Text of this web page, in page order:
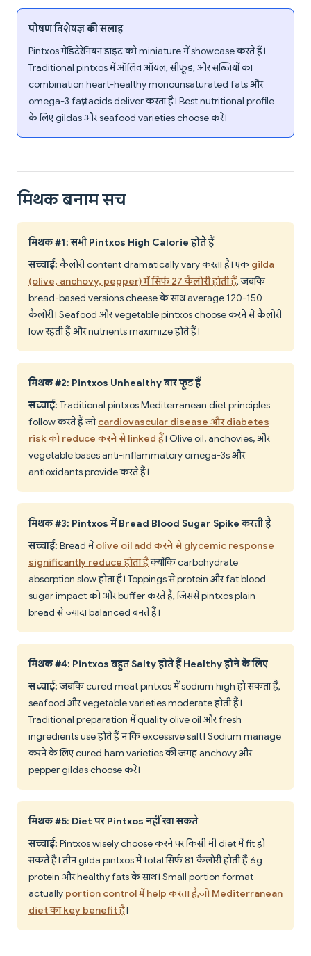
पोषण विशेषज्ञ की सलाह
Pintxos मेडिटेरेनियन डाइट को miniature में showcase करते हैं।
Traditional pintxos में ऑलिव ऑयल, सीफूड, और सब्जियों का
combination heart-healthy monounsaturated fats और
omega-3 fatty acids deliver करता है। Best nutritional profile
के लिए gildas और seafood varieties choose करें।
मिथक बनाम सच
मिथक #1: सभी Pintxos High Calorie होते हैं
सच्चाई:कैलोरी content dramatically vary करता है। एक gilda
(olive, anchovy, pepper) में सिर्फ 27 कैलोरी होती हैं, जबकि
bread-based versions cheese के साथ average 120-150
कैलोरी। Seafood और vegetable pintxos choose करने से कैलोरी
low रहती हैं और nutrients maximize होते हैं।
मिथक #2: Pintxos Unhealthy बार फूड हैं
सच्चाई: Traditional pintxos Mediterranean diet principles
follow करते हैं जोcardiovascular disease और diabetes
risk को reduce करने से linked हैं। Olive oil, anchovies, और
vegetable bases anti-inflammatory omega-3s और
antioxidants provide करते हैं।
मिथक #3: Pintxos में Bread Blood Sugar Spike करती है
सच्चाई: Bread मेंolive oil add करने से glycemic response
significantly reduce होता हैक्योंकि carbohydrate
absorption slow होता है। Toppings से protein और fat blood
sugar impact को और buffer करते हैं, जिससे pintxos plain
bread से ज्यादा balanced बनते हैं।
मिथक #4: Pintxos बहुत Salty होते हैं Healthy होने के लिए
सच्चाई:जबकि cured meat pintxos में sodium high हो सकता है,
seafood और vegetable varieties moderate होती हैं।
Traditional preparation में quality olive oil और fresh
ingredients use होते हैं न कि excessive salt। Sodium manage
करने के लिए cured ham varieties की जगह anchovy और
pepper gildas choose करें।
मिथक #5: Diet पर Pintxos नहीं खा सकते
सच्चाई: Pintxos wisely choose करने पर किसी भी diet में fit हो
सकते हैं। तीन gilda pintxos में total सिर्फ 81 कैलोरी होती हैं 6g
protein और healthy fats के साथ। Small portion format
actually portion control में help करता है, जो Mediterranean
diet का key benefit है।